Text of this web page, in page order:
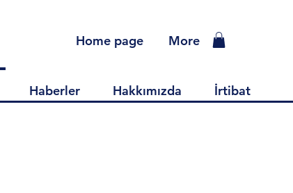
Home page More
Haberler Hakkımızda İrtibat